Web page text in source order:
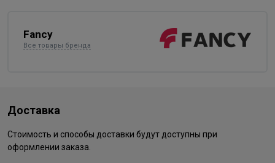
Fancy
Все товары бренда
Доставка
Стоимость и способы доставки будут доступны при
оформлении заказа.